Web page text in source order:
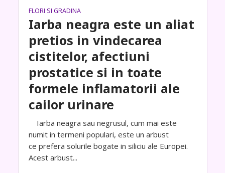
FLORI SI GRADINA
Iarba neagra este un aliat
pretios in vindecarea
cistitelor, afectiuni
prostatice si in toate
formele inflamatorii ale
cailor urinare
Iarba neagra sau negrusul, cum mai este
numit in termeni populari, este un arbust
ce prefera solurile bogate in siliciu ale Europei.
Acest arbust...